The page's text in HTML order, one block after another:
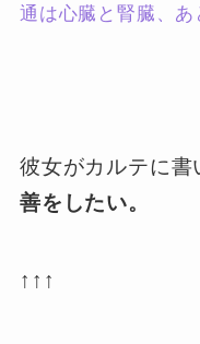
通は心臓と腎臓、あ
彼女がカルテに書
善をしたい。
↑↑↑